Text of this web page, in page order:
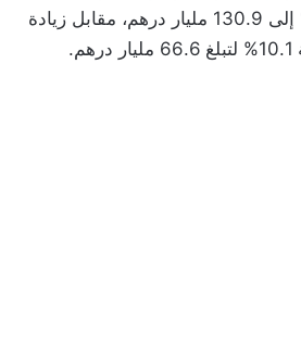
الخدمات بنسبة 10.6% إلى 130.9 مليار درهم، مقابل زيادة